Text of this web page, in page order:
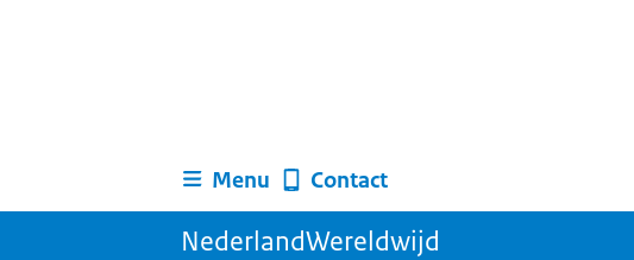
Menu Contact
NederlandWereldwijd